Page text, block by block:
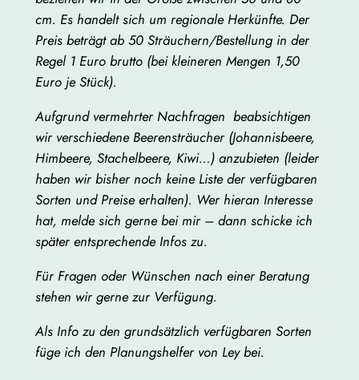
cm. Es handelt sich um regionale Herkünfte. Der
Preis beträgt ab 50 Sträuchern/Bestellung in der
Regel 1 Euro brutto (bei kleineren Mengen 1,50
Euro je Stück).
Aufgrund vermehrter Nachfragen beabsichtigen
wir verschiedene Beerensträucher (Johannisbeere,
Himbeere, Stachelbeere, Kiwi…) anzubieten (leider
haben wir bisher noch keine Liste der verfügbaren
Sorten und Preise erhalten). Wer hieran Interesse
hat, melde sich gerne bei mir – dann schicke ich
später entsprechende Infos zu.
Für Fragen oder Wünschen nach einer Beratung
stehen wir gerne zur Verfügung.
Als Info zu den grundsätzlich verfügbaren Sorten
füge ich den Planungshelfer von Ley bei.